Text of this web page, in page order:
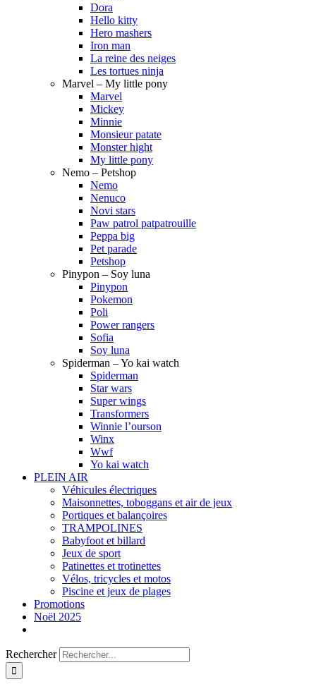
Dora
Hello kitty
Hero mashers
Iron man
La reine des neiges
Les tortues ninja
Marvel – My little pony
Marvel
Mickey
Minnie
Monsieur patate
Monster hight
My little pony
Nemo – Petshop
Nemo
Nenuco
Novi stars
Paw patrol patpatrouille
Peppa big
Pet parade
Petshop
Pinypon – Soy luna
Pinypon
Pokemon
Poli
Power rangers
Sofia
Soy luna
Spiderman – Yo kai watch
Spiderman
Star wars
Super wings
Transformers
Winnie l’ourson
Winx
Wwf
Yo kai watch
PLEIN AIR
Véhicules électriques
Maisonnettes, toboggans et air de jeux
Portiques et balançoires
TRAMPOLINES
Babyfoot et billard
Jeux de sport
Patinettes et trotinettes
Vélos, tricycles et motos
Piscine et jeux de plages
Promotions
Noël 2025
Rechercher